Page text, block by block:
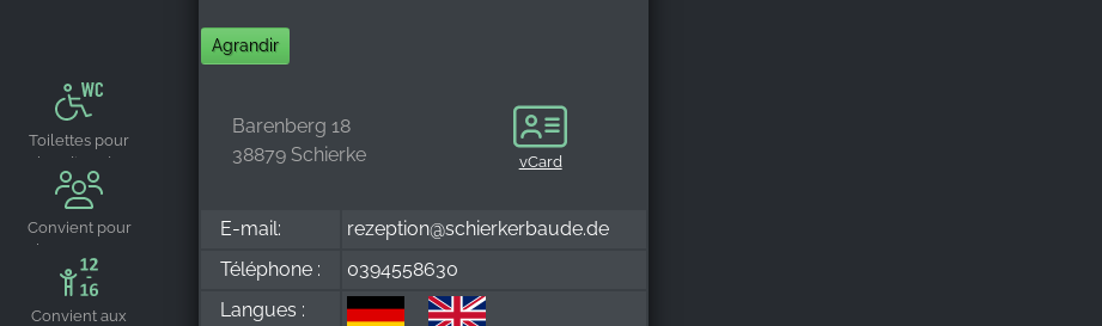
Toilettes pour
handicapés
Convient pour
les groupes
Convient aux
Agrandir
Barenberg 18
38879 Schierke
vCard
E-mail:
rezeption@schierkerbaude.de
Téléphone :
0394558630
Langues :